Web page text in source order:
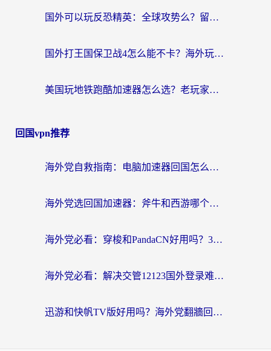
国外可以玩反恐精英：全球攻势么？留学生亲测好用的国服游戏加速器全攻略
国外打王国保卫战4怎么能不卡？海外玩家国服游戏流畅指南（附澳大利亚保卫萝卜4俄罗斯碧蓝航线解决方案）
美国玩地铁跑酷加速器怎么选？老玩家亲测的避坑指南与实用技巧
回国vpn推荐
海外党自救指南：电脑加速器回国怎么选？轻松解决国内资源访问难题
海外党选回国加速器：斧牛和西游哪个好？附Windows免费试用&实用避坑指南
海外党必看：穿梭和PandaCN好用吗？3分钟选对回国加速器，无缝刷剧玩国服
海外党必看：解决交管12123国外登录难题，选对回国加速器就能无缝刷国内资源
迅游和快帆TV版好用吗？海外党翻牆回大陆选加速器的避坑指南